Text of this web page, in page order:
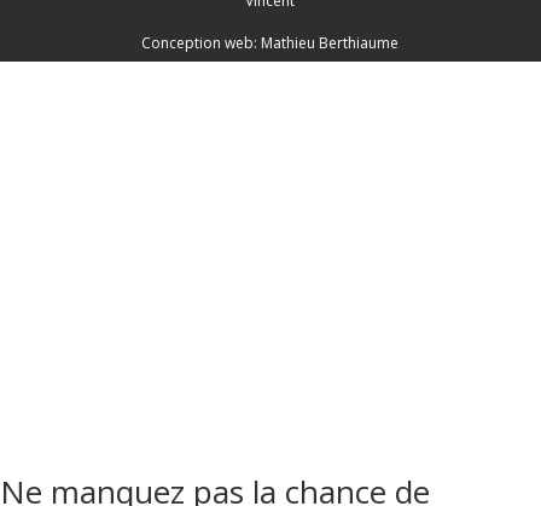
Conception web: Mathieu Berthiaume
Ne manquez pas la chance de